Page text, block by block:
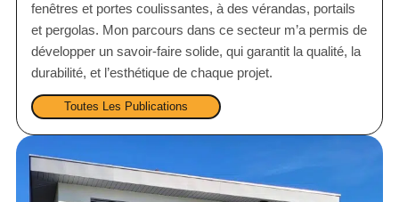
fenêtres et portes coulissantes, à des vérandas, portails
et pergolas. Mon parcours dans ce secteur m’a permis de
développer un savoir-faire solide, qui garantit la qualité, la
durabilité, et l’esthétique de chaque projet.
Toutes Les Publications